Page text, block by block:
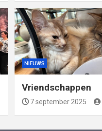
NIEUWS
Vriendschappen
7 september 2025